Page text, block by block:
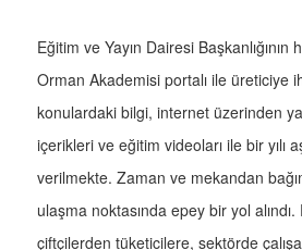
Eğitim ve Yayın Dairesi Başkanlığının
Orman Akademisi portalı ile üreticiye
konulardaki bilgi, internet üzerinden
içerikleri ve eğitim videoları ile bir yılı
verilmekte. Zaman ve mekandan
ulaşma noktasında epey bir yol
çiftçilerden tüketicilere, sektörde